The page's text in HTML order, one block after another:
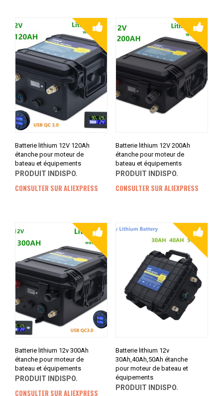
Batterie lithium 12V 120Ah
étanche pour moteur de
bateau et équipements
PRODUIT INDISPO.
CONSULTER SUR ALIEXPRESS
Batterie lithium 12V 200Ah
étanche pour moteur de
bateau et équipements
PRODUIT INDISPO.
CONSULTER SUR ALIEXPRESS
Batterie lithium 12v 300Ah
étanche pour moteur de
bateau et équipements
PRODUIT INDISPO.
CONSULTER SUR ALIEXPRESS
Batterie lithium 12v
30Ah,40Ah,50Ah étanche
pour moteur de bateau et
équipements
PRODUIT INDISPO.